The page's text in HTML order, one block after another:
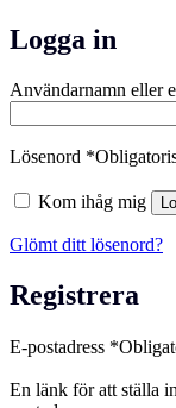
Logga in
Användarnamn eller
Lösenord *
Kom ihåg mig
Glömt ditt lösenord?
Registrera
E-postadress *
En länk för att ställa